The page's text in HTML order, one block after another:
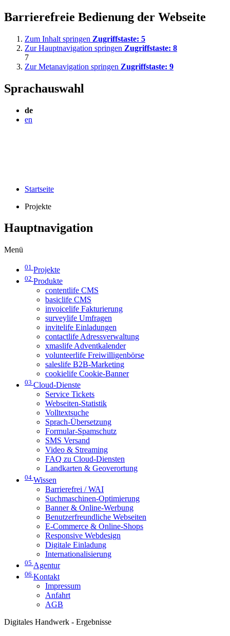
Barrierefreie Bedienung der Webseite
Zum Inhalt springen Zugriffstaste: 5
Zur Hauptnavigation springen Zugriffstaste: 8
7
Zur Metanavigation springen Zugriffstaste: 9
Sprachauswahl
de
en
Startseite
Projekte
Hauptnavigation
Menü
01 Projekte
02 Produkte
contentlife CMS
basiclife CMS
invoicelife Fakturierung
surveylife Umfragen
invitelife Einladungen
contactlife Adressverwaltung
xmaslife Adventkalender
volunteerlife Freiwilligenbörse
saleslife B2B-Marketing
cookielife Cookie-Banner
03 Cloud-Dienste
Service Tickets
Webseiten-Statistik
Volltextsuche
Sprach-Übersetzung
Formular-Spamschutz
SMS Versand
Video & Streaming
FAQ zu Cloud-Diensten
Landkarten & Geoverortung
04 Wissen
Barrierefrei / WAI
Suchmaschinen-Optimierung
Banner & Online-Werbung
Benutzerfreundliche Webseiten
E-Commerce & Online-Shops
Responsive Webdesign
Digitale Einladung
Internationalisierung
05 Agentur
06 Kontakt
Impressum
Anfahrt
AGB
Digitales Handwerk - Ergebnisse